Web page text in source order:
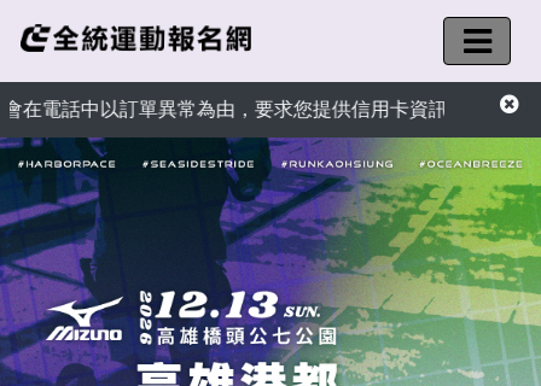
為由，要求您提供信用卡資訊或ATM匯款操作退款，請勿